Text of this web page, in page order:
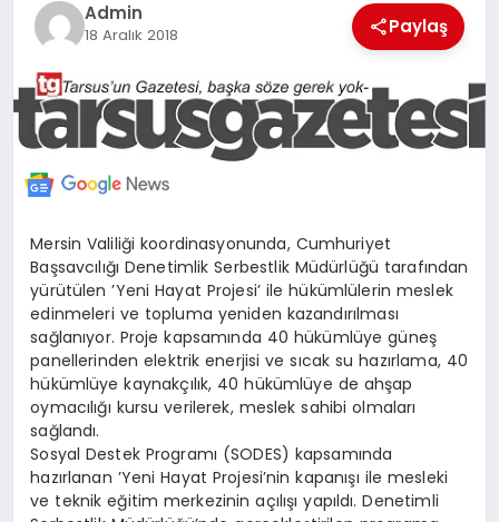
Admin
18 Aralık 2018 Paylaş
Mersin Valiliği koordinasyonunda, Cumhuriyet
Başsavcılığı Denetimlik Serbestlik Müdürlüğü tarafından
yürütülen ’Yeni Hayat Projesi’ ile hükümlülerin meslek
edinmeleri ve topluma yeniden kazandırılması
sağlanıyor. Proje kapsamında 40 hükümlüye güneş
panellerinden elektrik enerjisi ve sıcak su hazırlama, 40
hükümlüye kaynakçılık, 40 hükümlüye de ahşap
oymacılığı kursu verilerek, meslek sahibi olmaları
sağlandı.
Sosyal Destek Programı (SODES) kapsamında
hazırlanan ’Yeni Hayat Projesi’nin kapanışı ile mesleki
ve teknik eğitim merkezinin açılışı yapıldı. Denetimli